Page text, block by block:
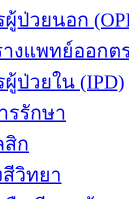
ผู้ป่วยนอก
งแพทย์ออกต
ป่วยใน (IPD)
รรักษา
สิก
วิทยา